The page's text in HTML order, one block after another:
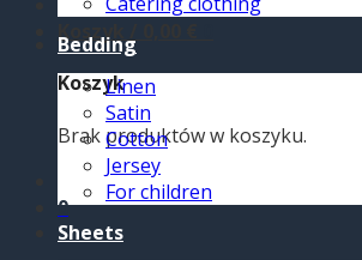
Koszyk /
Koszyk
Brak produktów w koszyku.
0
Bedding
Linen
Satin
Cotton
Jersey
For children
Sheets